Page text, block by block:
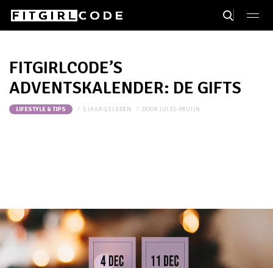
FITGIRLCODE’S
ADVENTSKALENDER: DE GIFTS
LIFESTYLE & TIPS 5 JAAR GELEDEN DOOR JULES-PRUIJN